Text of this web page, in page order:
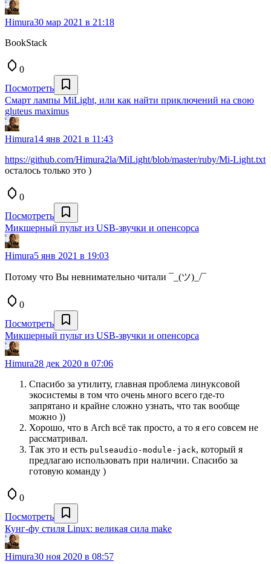
Himura30 мар 2021 в 21:18
BookStack
0
Посмотреть
Смарт лампы MiLight, или как найти приключений на свою
gluteus maximus
Himura14 янв 2021 в 11:43
https://github.com/Himura2la/MiLight/blob/master/ruby/Mi-Light.txt
осталось только это )
0
Посмотреть
Микшерный пульт из USB-звучки и опенсорса
Himura5 янв 2021 в 19:03
Потому что Вы невнимательно читали ¯_(ツ)_/¯
0
Посмотреть
Микшерный пульт из USB-звучки и опенсорса
Himura28 дек 2020 в 07:06
Спасибо за утилиту, главная проблема линуксовой
экосистемы в том что очень много всего где-то
запрятано и крайне сложно узнать, что так вообще
можно ))
Хорошо, что в Arch всё так просто, а то я его совсем не
рассматривал.
Так это и есть pulseaudio-module-jack, который я
предлагаю использовать при наличии. Спасибо за
готовую команду )
0
Посмотреть
Кунг-фу стиля Linux: великая сила make
Himura30 ноя 2020 в 08:57